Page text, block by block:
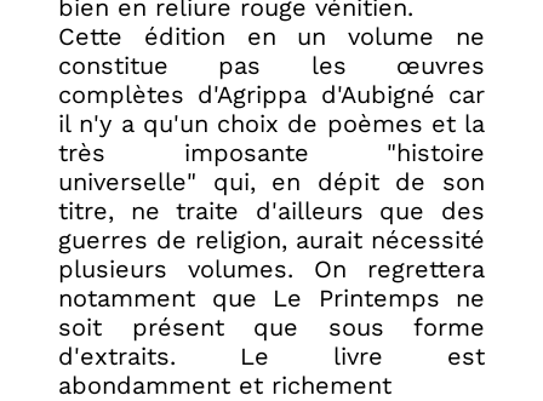
bien en reliure rouge vénitien.
Cette édition en un volume ne
constitue pas les œuvres
complètes d'Agrippa d'Aubigné car
il n'y a qu'un choix de poèmes et la
très imposante "histoire
universelle" qui, en dépit de son
titre, ne traite d'ailleurs que des
guerres de religion, aurait nécessité
plusieurs volumes. On regrettera
notamment que Le Printemps ne
soit présent que sous forme
d'extraits. Le livre est
abondamment et richement